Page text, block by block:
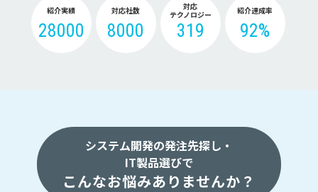
紹介実績
28000
対応社数
8000
対応
テクノロジー
319
紹介達成率
92%
システム開発の発注先探し・
IT製品選びで
こんなお悩みありませんか？